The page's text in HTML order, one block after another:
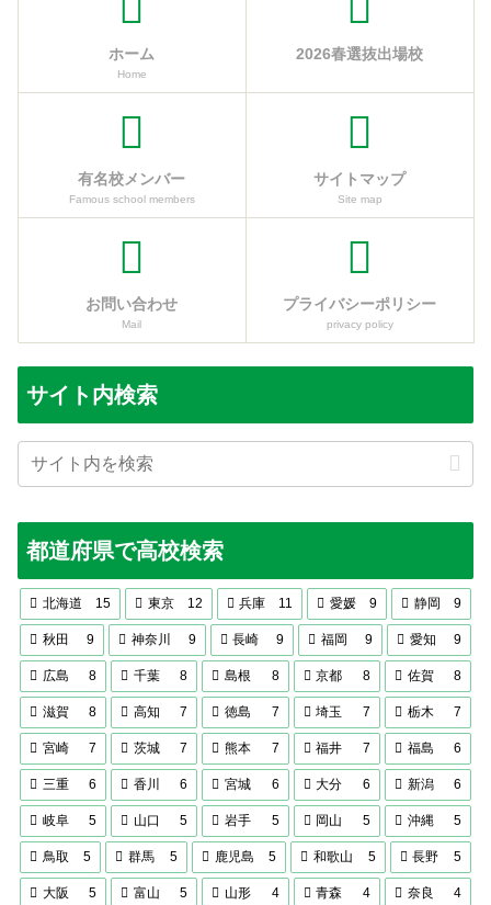
ホーム
Home
2026春選抜出場校
有名校メンバー
Famous school members
サイトマップ
Site map
お問い合わせ
Mail
プライバシーポリシー
privacy policy
サイト内検索
都道府県で高校検索
北海道 15 東京 12 兵庫 11 愛媛 9 静岡 9
秋田 9 神奈川 9 長崎 9 福岡 9 愛知 9
広島 8 千葉 8 島根 8 京都 8 佐賀 8
滋賀 8 高知 7 徳島 7 埼玉 7 栃木 7
宮崎 7 茨城 7 熊本 7 福井 7 福島 6
三重 6 香川 6 宮城 6 大分 6 新潟 6
岐阜 5 山口 5 岩手 5 岡山 5 沖縄 5
鳥取 5 群馬 5 鹿児島 5 和歌山 5 長野 5
大阪 5 富山 5 山形 4 青森 4 奈良 4